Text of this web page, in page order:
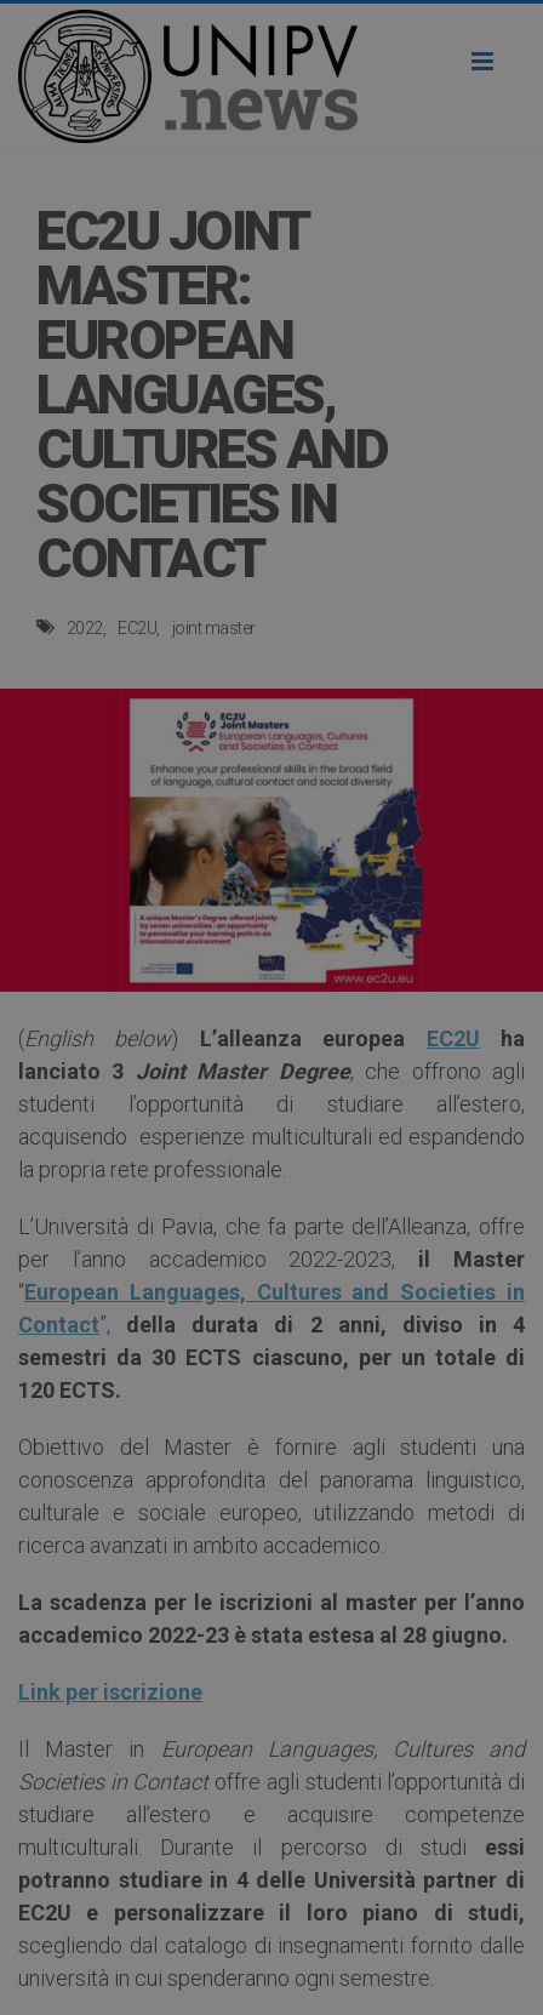
EC2U JOINT
MASTER:
EUROPEAN
LANGUAGES,
CULTURES AND
SOCIETIES IN
CONTACT
2022 EC2U joint master
(English below) L’alleanza europea EC2U ha
lanciato 3 Joint Master Degree, che offrono agli
studenti l’opportunità di studiare all’estero,
acquisendo esperienze multiculturali ed espandendo
la propria rete professionale.
L’Università di Pavia, che fa parte dell’Alleanza, offre
per l’anno accademico 2022-2023, il Master
“European Languages, Cultures and Societies in
Contact”, della durata di 2 anni, diviso in 4
semestri da 30 ECTS ciascuno, per un totale di
120 ECTS.
Obiettivo del Master è fornire agli studenti una
conoscenza approfondita del panorama linguistico,
culturale e sociale europeo, utilizzando metodi di
ricerca avanzati in ambito accademico.
La scadenza per le iscrizioni al master per l’anno
accademico 2022-23 è stata estesa al 28 giugno.
Link per iscrizione
Il Master in
European Languages, Cultures and
Societies in Contactoffre agli studenti l’opportunità di
studiare all’estero e acquisire competenze
multiculturali. Durante il percorso di studi essi
potranno studiare in 4 delle Università partner di
EC2U e personalizzare il loro piano di studi,
scegliendo dal catalogo di insegnamenti fornito dalle
università in cui spenderanno ogni semestre.